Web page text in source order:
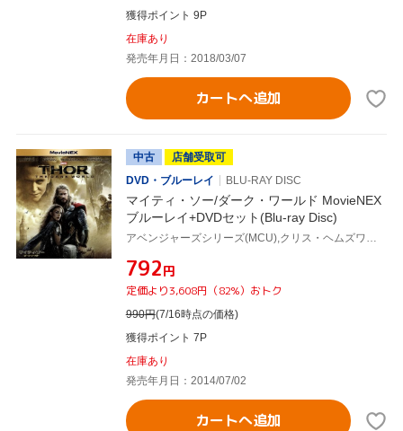
獲得ポイント 9P
在庫あり
発売年月日：2018/03/07
カートへ追加
中古
店舗受取可
DVD・ブルーレイ
BLU-RAY DISC
マイティ・ソー/ダーク・ワールド MovieNEX
ブルーレイ+DVDセット(Blu-ray Disc)
アベンジャーズシリーズ(MCU),クリス・ヘムズワース,ナタリー・ポートマン,トム・ヒデルストン,アラン・テイラー(監督),ブライアン・タイラー(音楽)
¥792円
定価より3,608円（82%）おトク
990円(7/16時点の価格)
獲得ポイント 7P
在庫あり
発売年月日：2014/07/02
カートへ追加